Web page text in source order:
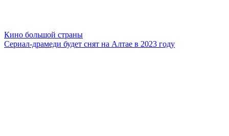
Кино большой страны
Сериал-драмеди будет снят на Алтае в 2023 году